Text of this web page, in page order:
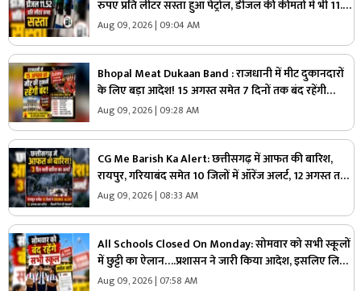
रुपए प्रति लीटर सस्ता हुआ पेट्रोल, डीजल की कीमतों में भी 11.52
रुपए की कटौती, मिली राहत तो जनता बोली- आ गए अच्छे दिन
Aug 09, 2026 | 09:04 AM
Bhopal Meat Dukaan Band : राजधानी में मीट दुकानदारों
के लिए बड़ा आदेश! 15 अगस्त समेत 7 दिनों तक बंद रहेंगी
दुकानें, जानें कौन-कौन सी तारीखें
Aug 09, 2026 | 09:28 AM
CG Me Barish Ka Alert: छत्तीसगढ़ में आफत की बारिश,
रायपुर, गरियाबंद समेत 10 जिलों में ऑरेंज अलर्ट, 12 अगस्त तक
भारी बारिश की चेतावनी
Aug 09, 2026 | 08:33 AM
All Schools Closed On Monday: सोमवार को सभी स्कूलों
में छुट्टी का ऐलान….प्रशासन ने जारी किया आदेश, इसलिए लिया
गया बड़ा फैसला, जानें
Aug 09, 2026 | 07:58 AM